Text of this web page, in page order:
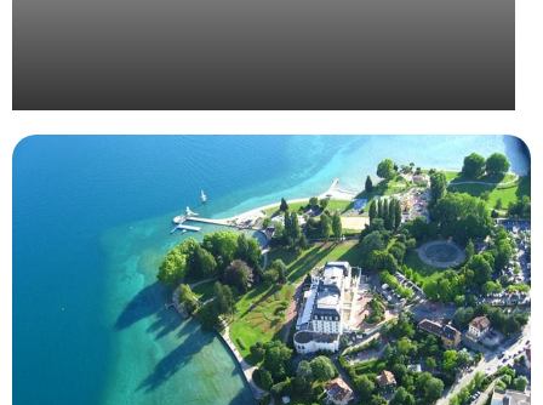
Organisation de la convention Bjorg 2024 à Séville